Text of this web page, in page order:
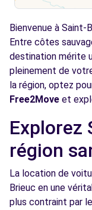
Bienvenue à Saint-
Entre côtes
destination mérite
pleinement de
la région, optez
Free2Move et
Explorez
région
La location de
Brieuc en une
plus contraint par